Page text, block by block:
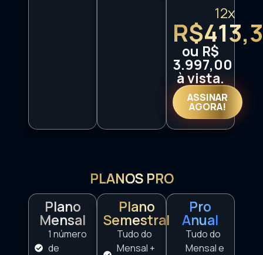
12x
ou R$
3.997,00
à vista.
ASSINAR
AGORA!
PLANOS PRO
Plano
Mensal
1 número
de
Plano
Semestral
Tudo do
Mensal +
Pro
Anual
Tudo do
Mensal e